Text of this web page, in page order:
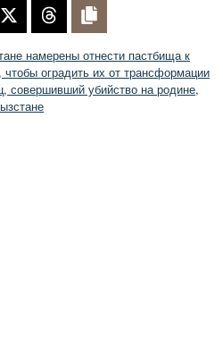
намерены отнести пастбища к
оградить их от трансформации
совершивший убийство на родине,